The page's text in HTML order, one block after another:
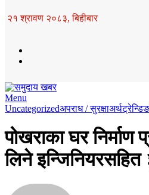
२१ श्रावण २०८३, बिहीबार
Menu
Uncategorizedअपराध / सुरक्षाअर्थट्रेन्डिङ
पोखराका घर निर्माण
लिने इन्जिनियरसहित